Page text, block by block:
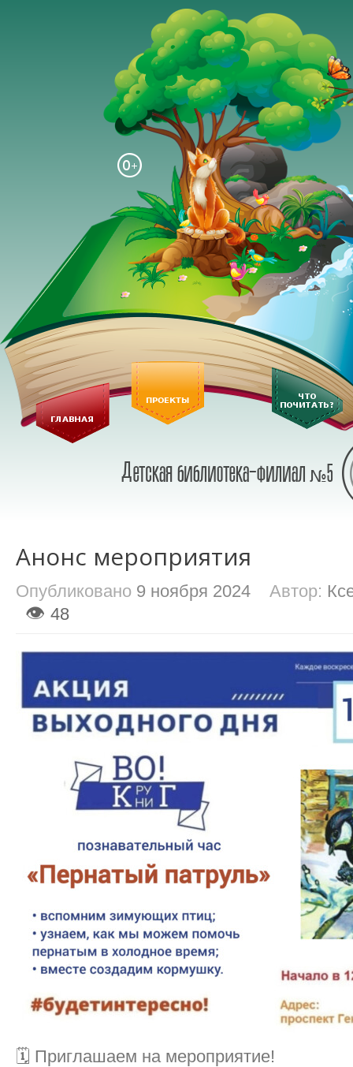
Анонс мероприятия
Опубликовано 9 ноября 2024 Автор:
👁 48
🗓 Приглашаем на мероприятие!